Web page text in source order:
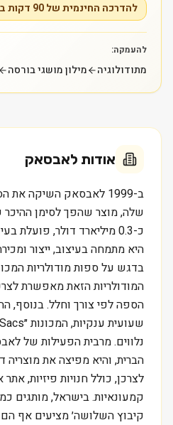
להדרכה החינמית של 90 דקות במכללת סקילס
להעמקה:
מתודולוגיה מילון מושגי בורסה
אודות לאבסאק
ב-1999 לאבסאק השיקה
שלה, מוצר שהפך לסימן
כ-0.3 מיליארד דולר, פועלת
היא מתמחה בעיצוב, ייצור
המודולריות הזאת מאפשרת
הספה לפי צורך וחלל. בנוסף,
נלווים. מרבית הפעילות של
הברית, והיא מפיצה את מוצריה
לצרכן, כולל חנויות פיזיות,
קמעונאיות. בישראל, מותגים
קיבוץ השלושה׳ מציעים אף הם